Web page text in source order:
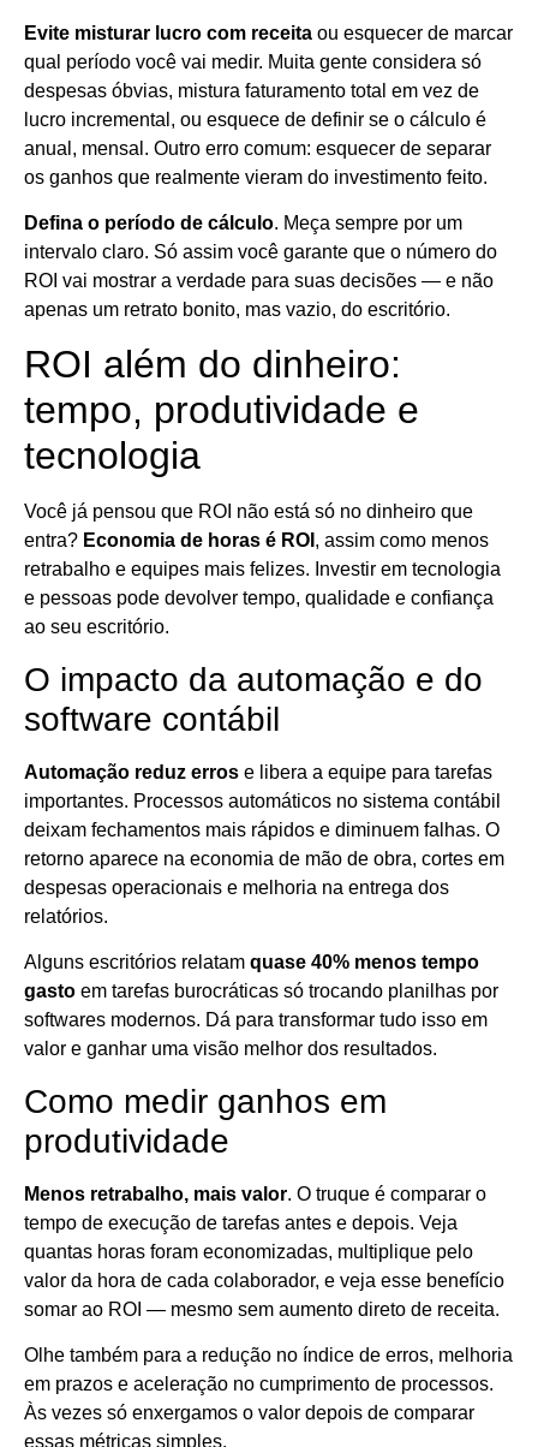
Evite misturar lucro com receita ou esquecer de marcar
qual período você vai medir. Muita gente considera só
despesas óbvias, mistura faturamento total em vez de
lucro incremental, ou esquece de definir se o cálculo é
anual, mensal. Outro erro comum: esquecer de separar
os ganhos que realmente vieram do investimento feito.
Defina o período de cálculo. Meça sempre por um
intervalo claro. Só assim você garante que o número do
ROI vai mostrar a verdade para suas decisões — e não
apenas um retrato bonito, mas vazio, do escritório.
ROI além do dinheiro:
tempo, produtividade e
tecnologia
Você já pensou que ROI não está só no dinheiro que
entra? Economia de horas é ROI , assim como menos
retrabalho e equipes mais felizes. Investir em tecnologia
e pessoas pode devolver tempo, qualidade e confiança
ao seu escritório.
O impacto da automação e do
software contábil
Automação reduz erros e libera a equipe para tarefas
importantes. Processos automáticos no sistema contábil
deixam fechamentos mais rápidos e diminuem falhas. O
retorno aparece na economia de mão de obra, cortes em
despesas operacionais e melhoria na entrega dos
relatórios.
Alguns escritórios relatam quase 40% menos tempo
gasto em tarefas burocráticas só trocando planilhas por
softwares modernos. Dá para transformar tudo isso em
valor e ganhar uma visão melhor dos resultados.
Como medir ganhos em
produtividade
Menos retrabalho, mais valor. O truque é comparar o
tempo de execução de tarefas antes e depois. Veja
quantas horas foram economizadas, multiplique pelo
valor da hora de cada colaborador, e veja esse benefício
somar ao ROI — mesmo sem aumento direto de receita.
Olhe também para a redução no índice de erros, melhoria
em prazos e aceleração no cumprimento de processos.
Às vezes só enxergamos o valor depois de comparar
essas métricas simples.